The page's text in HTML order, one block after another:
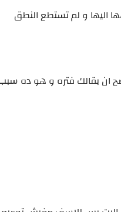
اليها و لم تستطع النطق
ان بقالك فتره و هو ده